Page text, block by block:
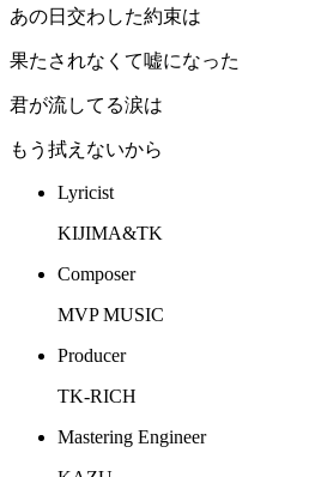
あの日交わした約束は
果たされなくて嘘になった
君が流してる涙は
もう拭えないから
Lyricist
KIJIMA&TK
Composer
MVP MUSIC
Producer
TK-RICH
Mastering Engineer